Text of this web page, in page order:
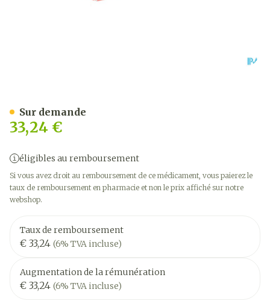
33,24 €
éligibles au remboursement
Si vous avez droit au remboursement de ce médicament, vous paierez le
taux de remboursement en pharmacie et non le prix affiché sur notre
webshop.
Taux de remboursement
€ 33,24 (6% TVA incluse)
Augmentation de la rémunération
€ 33,24 (6% TVA incluse)
Sur demande